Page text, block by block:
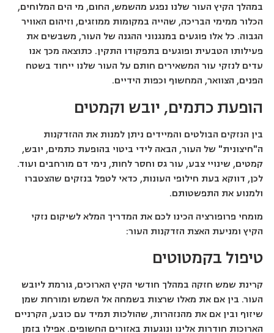
במהלך הקיץ העור שלנו נפגע מהשמש, החום, מי הים המלוחים,
הכלור ממימי הבריכה, שהייה במקומות ממוזגים, וזיהום האוויר
הגבוה. כל אלו פוגעים במנגנוני ההגנה של העור, משבשים את
פעילותו הטבעית ופוגעים בתפקודו התקין. כתוצאה מכך אנו
עדים לנזקי עור המשאירים חותם על העור שלנו ייחוד בשטח
הפנים, הצוואר, המחשוף וכפות הידיים.
הופעת כתמים, יובש וקמטים
בין הנזקים הבולטים והמיידים ניתן למנות את ההזדקנות
ה"חיצונית" של העור, הבאה לידי ביטוי בהופעת כתמים, יובש,
קמטים, שינויי צבע, עור גס וחסר לחות, נימי דם מורחבים ועוד.
לכן, דווקא בעת חילופי העונות, כדאי לטפל בנזקים שהצטברו
ולמנוע את התפשטותם.
מומחי פרופורציה הכינו לכם את המדריך המלא לשיקום נזקי
הקיץ ומניעת האצת הזדקנות העור:
טיפול בקמטוטים
קרינת שמש חזקה במהלך חודשי הקיץ הארוכים, גורמת ליובש
העור. בין אם את מאלו שרצות בשמחה אל השמש ומורחת שמן
שיזוף ובין אם את מהנזהרות, שהולכות תמיד עם כובע, הקרניים
הארוכות חודרות אלינו ונוגעות באזורים החשופים. אפילו בזמן